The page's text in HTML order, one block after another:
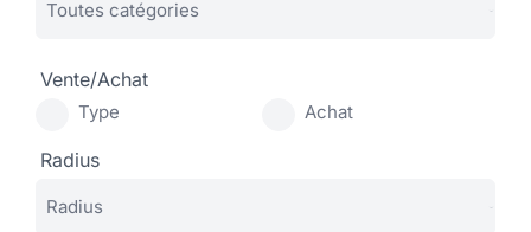
Vente/Achat
Type Achat
Radius